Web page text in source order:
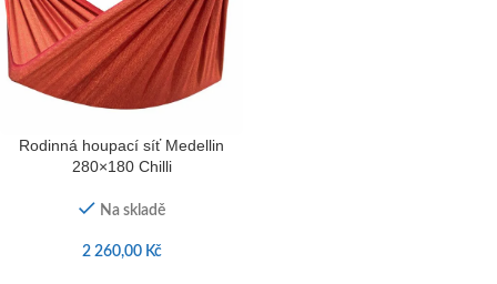
Rodinná houpací síť Medellin
280×180 Chilli
Na skladě
2 260,00 Kč